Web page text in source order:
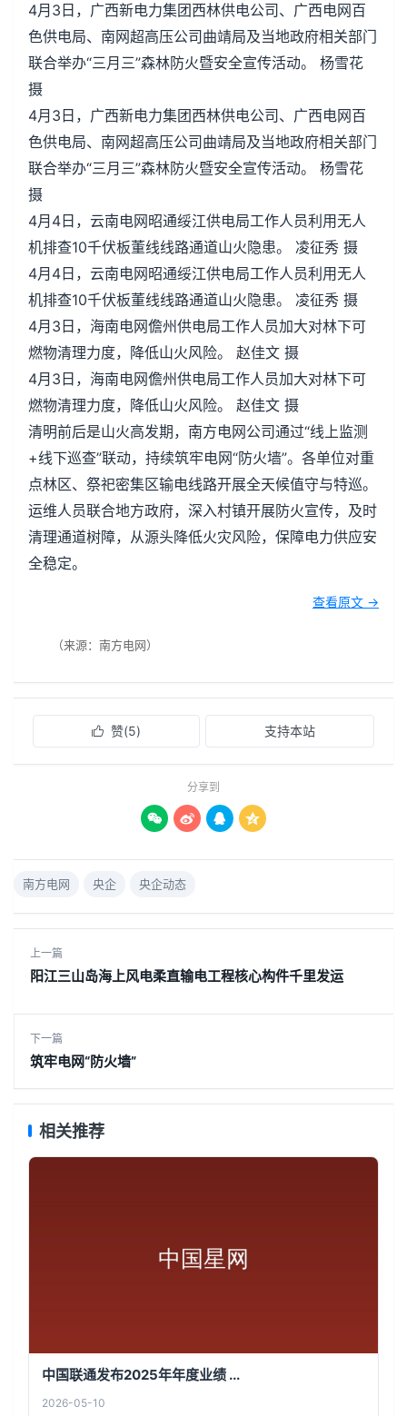
4月3日，广西新电力集团西林供电公司、广西电网百
色供电局、南网超高压公司曲靖局及当地政府相关部门
联合举办“三月三”森林防火暨安全宣传活动。 杨雪花
摄
4月3日，广西新电力集团西林供电公司、广西电网百
色供电局、南网超高压公司曲靖局及当地政府相关部门
联合举办“三月三”森林防火暨安全宣传活动。 杨雪花
摄
4月4日，云南电网昭通绥江供电局工作人员利用无人
机排查10千伏板董线线路通道山火隐患。 凌征秀 摄
4月4日，云南电网昭通绥江供电局工作人员利用无人
机排查10千伏板董线线路通道山火隐患。 凌征秀 摄
4月3日，海南电网儋州供电局工作人员加大对林下可
燃物清理力度，降低山火风险。 赵佳文 摄
4月3日，海南电网儋州供电局工作人员加大对林下可
燃物清理力度，降低山火风险。 赵佳文 摄
清明前后是山火高发期，南方电网公司通过“线上监测
+线下巡查”联动，持续筑牢电网“防火墙”。各单位对重
点林区、祭祀密集区输电线路开展全天候值守与特巡。
运维人员联合地方政府，深入村镇开展防火宣传，及时
清理通道树障，从源头降低火灾风险，保障电力供应安
全稳定。
查看原文 →
（来源：南方电网）
 赞(5) 支持本站
分享到
   
南方电网 央企 央企动态
上一篇
阳江三山岛海上风电柔直输电工程核心构件千里发运
下一篇
筑牢电网“防火墙”
相关推荐
中国联通发布2025年年度业绩 ...
2026-05-10